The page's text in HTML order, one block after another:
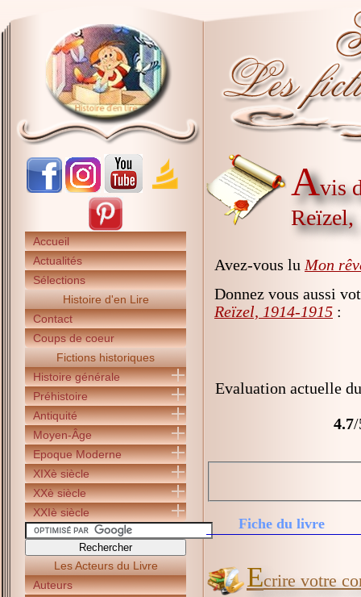
Accueil
Actualités
Sélections
Histoire d'en Lire
Contact
Coups de coeur
Fictions historiques
Histoire générale
Préhistoire
Antiquité
Moyen-Âge
Epoque Moderne
XIXè siècle
XXè siècle
XXIè siècle
Les Acteurs du Livre
Auteurs
Avis
Reïzel,
Avez-vous lu Mon
Donnez vous aussi
Reïzel, 1914-1915 :
Evaluation actuelle
4.7/
Fiche du livre
Ecrire votre